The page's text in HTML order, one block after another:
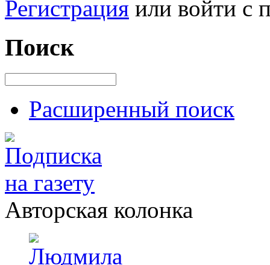
Регистрация или войти с
Поиск
Расширенный поиск
Авторская колонка